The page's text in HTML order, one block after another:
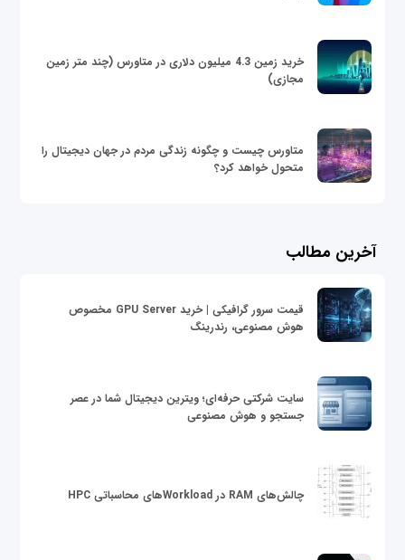
خرید زمین 4.3 میلیون دلاری در متاورس (چند متر زمین
مجازی)
متاورس چیست و چگونه زندگی مردم در جهان دیجیتال را
متحول خواهد کرد؟
آخرین مطالب
قیمت سرور گرافیکی | خرید GPU Server مخصوص
هوش مصنوعی، رندرینگ
سایت شرکتی حرفه‌ای؛ ویترین دیجیتال شما در عصر
جستجو و هوش مصنوعی
چالش‌های RAM در Workloadهای محاسباتی HPC